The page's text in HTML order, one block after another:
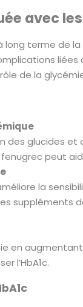
avec
long terme de
de la
des glucides
peut
la
suppléments
l’HbA1c.